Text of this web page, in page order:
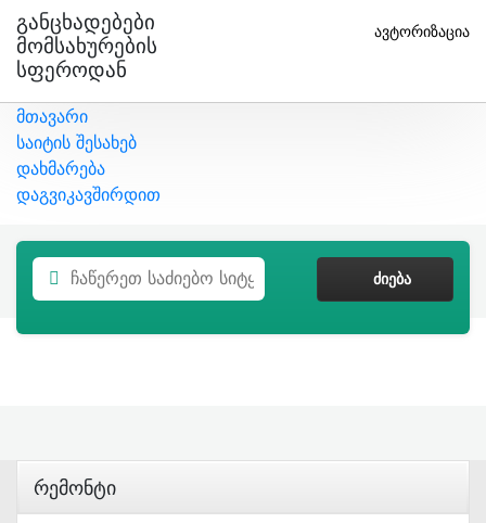
Განცხადებები
Მომსახურების
Სფეროდან
ავტორიზაცია
მთავარი
საიტის შესახებ
დახმარება
დაგვიკავშირდით
ᲫᲘᲔᲑᲐ
Რემონტი